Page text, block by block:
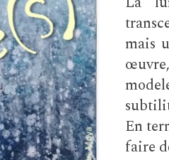
mais
En
faire